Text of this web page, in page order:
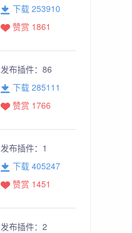
下载 253910
赞赏 1861
发布插件： 86
下载 285111
赞赏 1766
发布插件： 1
下载 405247
赞赏 1451
发布插件： 2